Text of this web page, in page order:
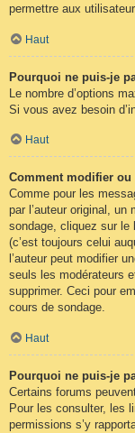
permettre aux
Haut
Pourquoi ne puis-je
Le nombre d’options
Si vous avez besoin
Haut
Comment modifier
Comme pour les
par l’auteur original, un
sondage, cliquez sur le
(c’est toujours celui
l’auteur peut modifier
seuls les modérateurs
supprimer. Ceci pour
cours de sondage.
Haut
Pourquoi ne puis-je
Certains forums
Pour les consulter, les
permissions s’y